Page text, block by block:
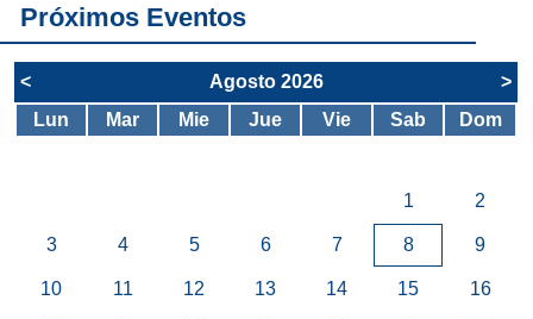
Próximos Eventos
< Agosto 2026
>
Lun
Mar Mie Jue Vie Sab Dom
1 2
3 4 5 6 7 8 9
10 11 12 13 14 15 16